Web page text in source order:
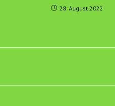
28. August 2022